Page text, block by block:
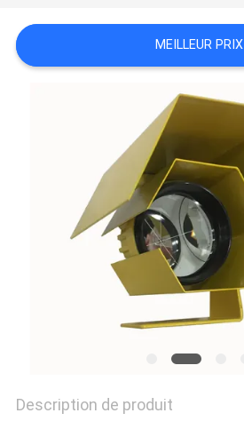
NOUS
NOUVELLES
MEILLEUR PRIX
Description de produit